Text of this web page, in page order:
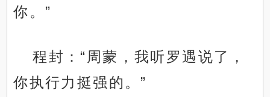
你。”
程封：“周蒙，我听罗遇说了，
你执行力挺强的。”